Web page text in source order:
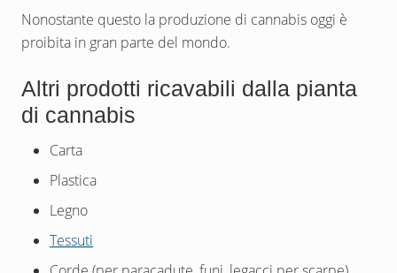
Nonostante questo la produzione di cannabis oggi è
proibita in gran parte del mondo.
Altri prodotti ricavabili dalla pianta
di cannabis
Carta
Plastica
Legno
Tessuti